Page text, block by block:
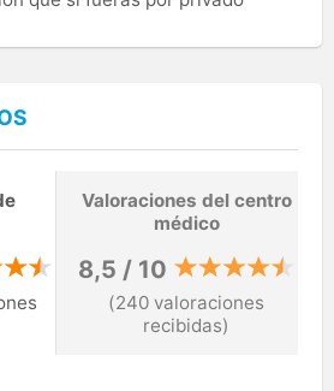
Valoraciones del centro
médico
8,5 / 10
(240 valoraciones
recibidas)